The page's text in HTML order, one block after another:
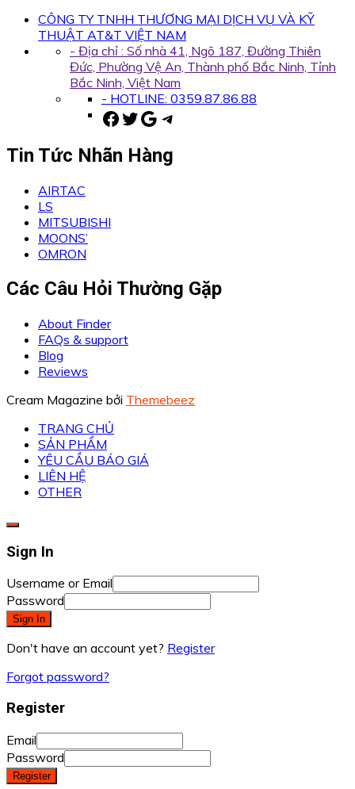
CÔNG TY TNHH THƯƠNG MẠI DỊCH VỤ VÀ KỸ
THUẬT AT&T VIỆT NAM
- Địa chỉ : Số nhà 41, Ngõ 187, Đường Thiên
Đức, Phường Vệ An, Thành phố Bắc Ninh, Tỉnh
Bắc Ninh, Việt Nam
- HOTLINE: 0359.87.86.88
Facebook
Twitter
Google
Telegram
Tin Tức Nhãn Hàng
AIRTAC
LS
MITSUBISHI
MOONS’
OMRON
Các Câu Hỏi Thường Gặp
About Finder
FAQs & support
Blog
Reviews
Cream Magazine bởi Themebeez
TRANG CHỦ
SẢN PHẨM
YÊU CẦU BÁO GIÁ
LIÊN HỆ
OTHER
Sign In
Username or Email
Password
Sign In
Don't have an account yet? Register
Forgot password?
Register
Email
Password
Register